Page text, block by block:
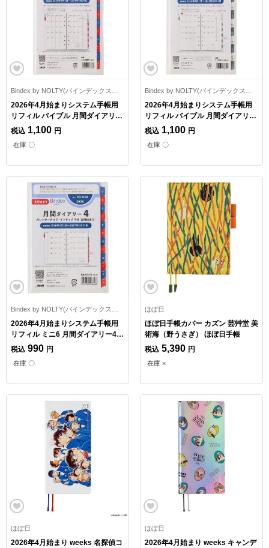
2026年4月始まりシステム手帳用
リフィル バイブル 月間ダイアリー
5 カレンダータイプ/インデックス
付
税込 1,100 円
在庫 〇
2026年4月始まりシステム手帳用
リフィル バイブル 月間ダイアリー
6 カレンダータイプ/インデックス
付 日曜始まり
税込 1,100 円
在庫 〇
2026年4月始まりシステム手帳用
リフィル ミニ6 月間ダイアリー4
カレンダータイプ/インデックス付
税込 990 円
在庫 〇
ほぼ日
ほぼ日手帳カバー カズン 芸艸堂 美
術海（野うさぎ） ほぼ日手帳
税込 5,390 円
在庫 ×
ほぼ日
2026年4月始まり weeks 名探偵コ
ほぼ日
2026年4月始まり weeks キャンデ